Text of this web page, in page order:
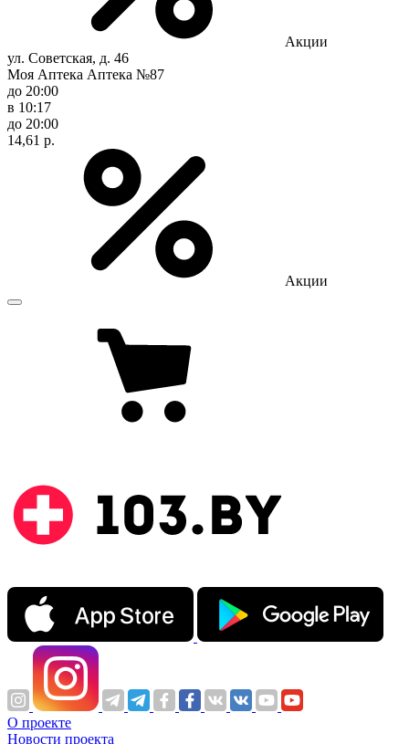
Акции
ул. Советская, д. 46
Моя Аптека Аптека №87
до 20:00
в 10:17
до 20:00
14,61 р.
Акции
О проекте
Новости проекта